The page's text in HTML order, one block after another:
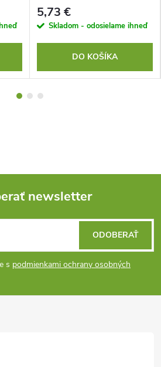
5,73 €
Skladom - odosielame ihneď
DO KOŠÍKA
newsletter
s podmienkami ochrany osobných
ODOBERAŤ